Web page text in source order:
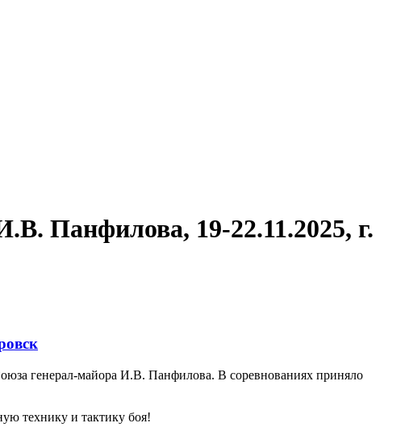
Панфилова, 19-22.11.2025, г.
генерал-майора И.В. Панфилова. В соревнованиях приняло
технику и тактику боя!